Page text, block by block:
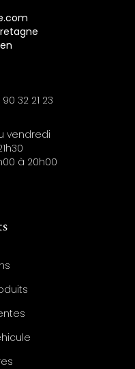
32 21 23
vendredi
à 20h00